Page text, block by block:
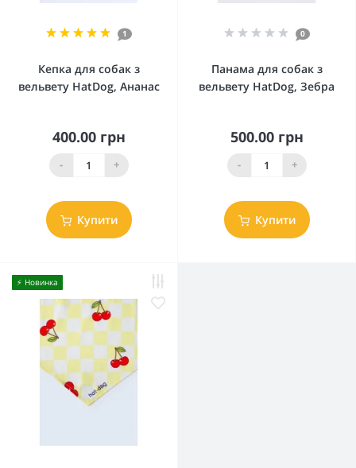
1
Кепка для собак з
вельвету HatDog, Ананас
400.00 грн
- +
Купити
0
Панама для собак з
вельвету HatDog, Зебра
500.00 грн
- +
Купити
⚡️ Новинка